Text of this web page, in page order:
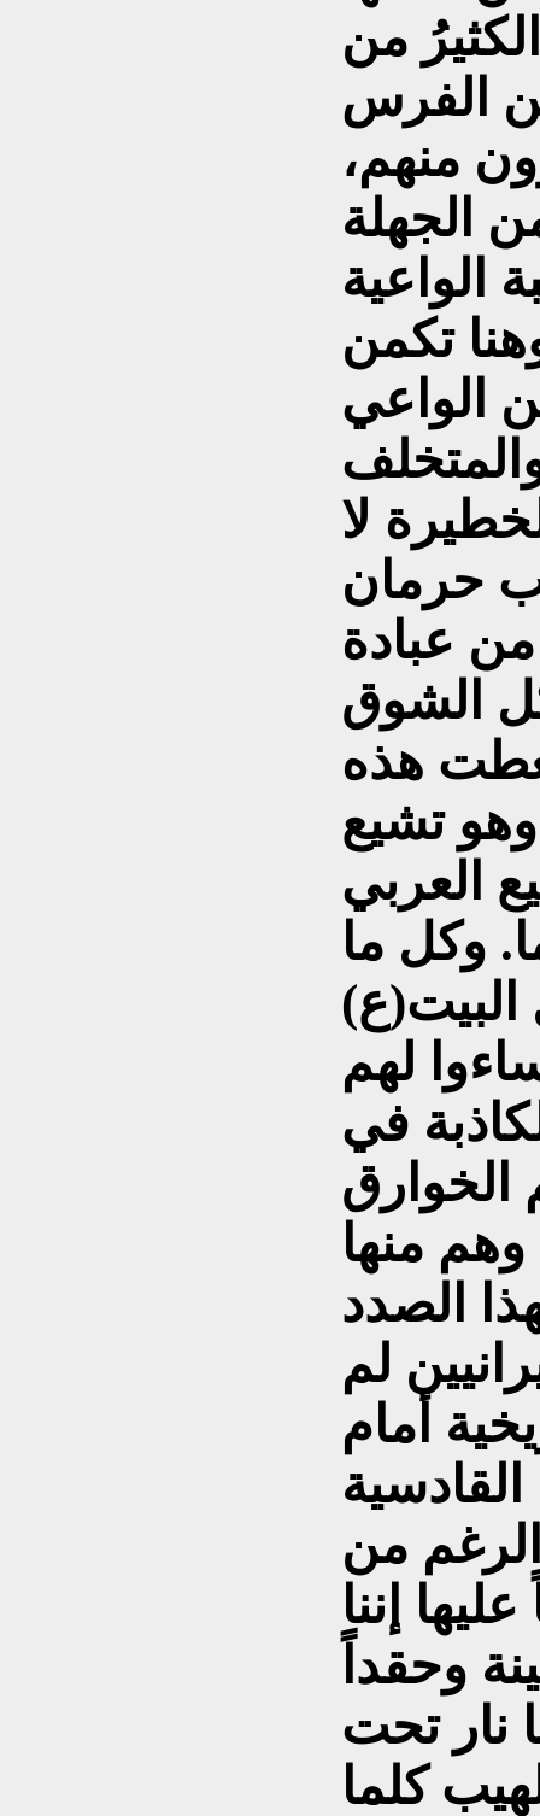
من
الفرس
منهم،
الجهلة
الواعية
تكمن
الواعي
لا
حرمان
عبادة
الشوق
هذه
تشيع
العربي
وكل ما
لهم
في
الخوارق
منها
الصدد
لم
أمام
الرغم من
إننا
وحقداً
نار تحت
كلما